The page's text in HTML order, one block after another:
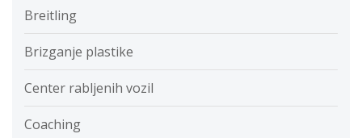
Breitling
Brizganje plastike
Center rabljenih vozil
Coaching